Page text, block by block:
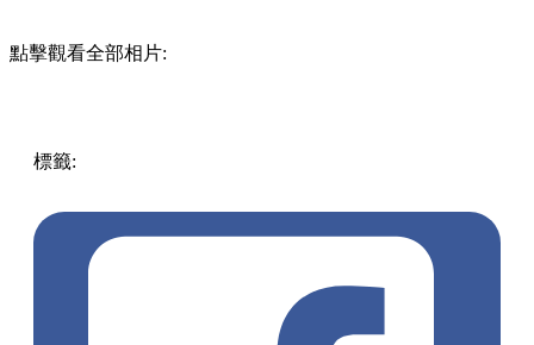
點擊觀看全部相片:
標籤: